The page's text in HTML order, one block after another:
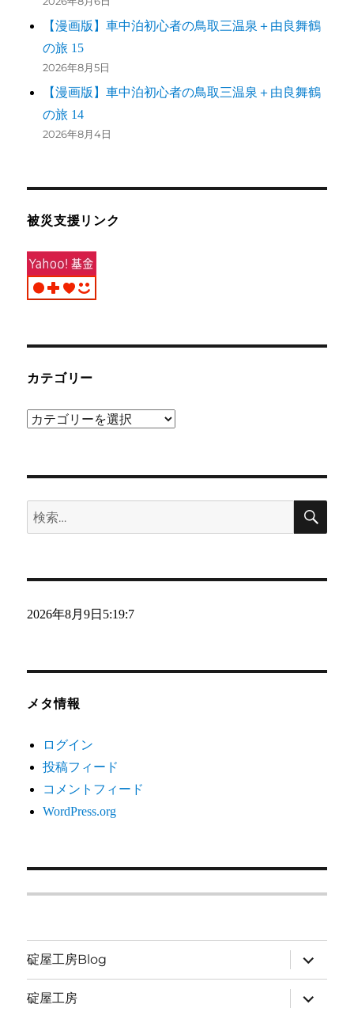
【漫画版】車中泊初心者の鳥取三温泉＋由良舞鶴
の旅 15
2026年8月5日
【漫画版】車中泊初心者の鳥取三温泉＋由良舞鶴
の旅 14
2026年8月4日
被災支援リンク
カテゴリー
カ
検
索:
検
2026年8月9日 5:19:8
メタ情報
ログイン
投稿フィード
コメントフィード
WordPress.org
碇屋工房Blog
サ
ブ
メ
ニ
ュ
碇屋工房
サ
ブ